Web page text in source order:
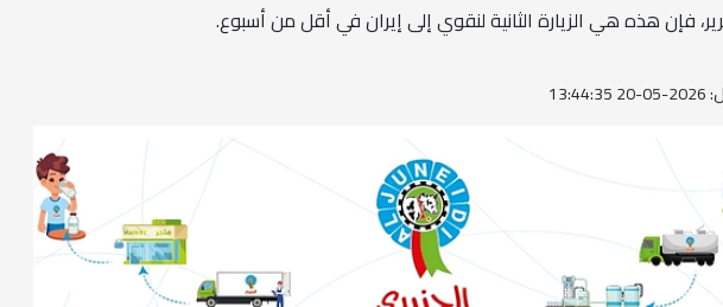
فإن هذه هي الزيارة الثانية لنقوي إلى إيران في أقل من أسبوع.